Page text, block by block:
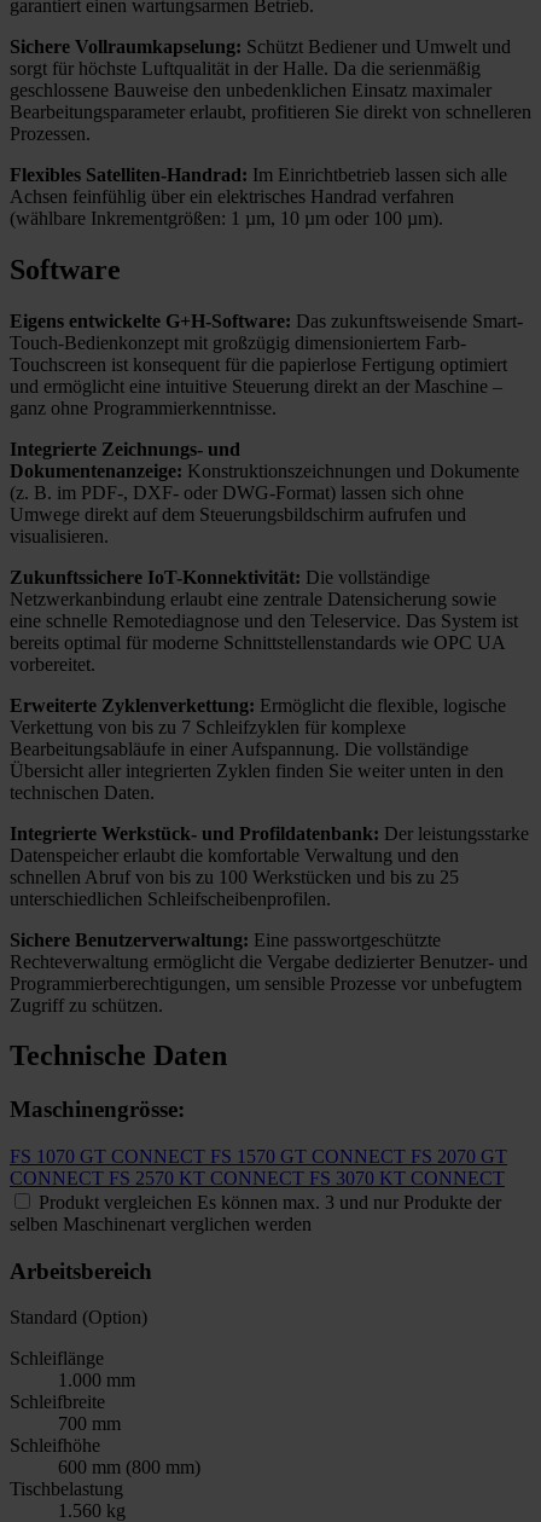
Formdiamant
Gabelabrichter
Einkornabrichter
V-Flach-Gleitbahnen mit TURCITE-B®-Beschichtung
Automatische Zentralschmierung der Führungen
garantiert einen wartungsarmen Betrieb.
Sichere Vollraumkapselung: Schützt Bediener und Umwelt und
sorgt für höchste Luftqualität in der Halle. Da die serienmäßig
geschlossene Bauweise den unbedenklichen Einsatz maximaler
Bearbeitungsparameter erlaubt, profitieren Sie direkt von schnelleren
Prozessen.
Flexibles Satelliten-Handrad: Im Einrichtbetrieb lassen sich alle
Achsen feinfühlig über ein elektrisches Handrad verfahren
(wählbare Inkrementgrößen: 1 µm, 10 µm oder 100 µm).
Software
Eigens entwickelte G+H-Software: Das zukunftsweisende Smart-
Touch-Bedienkonzept mit großzügig dimensioniertem Farb-
Touchscreen ist konsequent für die papierlose Fertigung optimiert
und ermöglicht eine intuitive Steuerung direkt an der Maschine –
ganz ohne Programmierkenntnisse.
Integrierte Zeichnungs- und
Dokumentenanzeige: Konstruktionszeichnungen und Dokumente
(z. B. im PDF-, DXF- oder DWG-Format) lassen sich ohne
Umwege direkt auf dem Steuerungsbildschirm aufrufen und
visualisieren.
Zukunftssichere IoT-Konnektivität: Die vollständige
Netzwerkanbindung erlaubt eine zentrale Datensicherung sowie
eine schnelle Remotediagnose und den Teleservice. Das System ist
bereits optimal für moderne Schnittstellenstandards wie OPC UA
vorbereitet.
Erweiterte Zyklenverkettung: Ermöglicht die flexible, logische
Verkettung von bis zu 7 Schleifzyklen für komplexe
Bearbeitungsabläufe in einer Aufspannung. Die vollständige
Übersicht aller integrierten Zyklen finden Sie weiter unten in den
technischen Daten.
Integrierte Werkstück- und Profildatenbank: Der leistungsstarke
Datenspeicher erlaubt die komfortable Verwaltung und den
schnellen Abruf von bis zu 100 Werkstücken und bis zu 25
unterschiedlichen Schleifscheibenprofilen.
Sichere Benutzerverwaltung: Eine passwortgeschützte
Rechteverwaltung ermöglicht die Vergabe dedizierter Benutzer- und
Programmierberechtigungen, um sensible Prozesse vor unbefugtem
Zugriff zu schützen.
Technische Daten
Maschinengrösse:
FS 1070 GT CONNECT FS 1570 GT CONNECT FS 2070 GT
CONNECT FS 2570 KT CONNECT FS 3070 KT CONNECT
Produkt vergleichen Es können max. 3 und nur Produkte der
selben Maschinenart verglichen werden
Arbeitsbereich
Standard (Option)
Schleiflänge
1.000 mm
Schleifbreite
700 mm
Schleifhöhe
600 mm (800 mm)
Tischbelastung
1.560 kg